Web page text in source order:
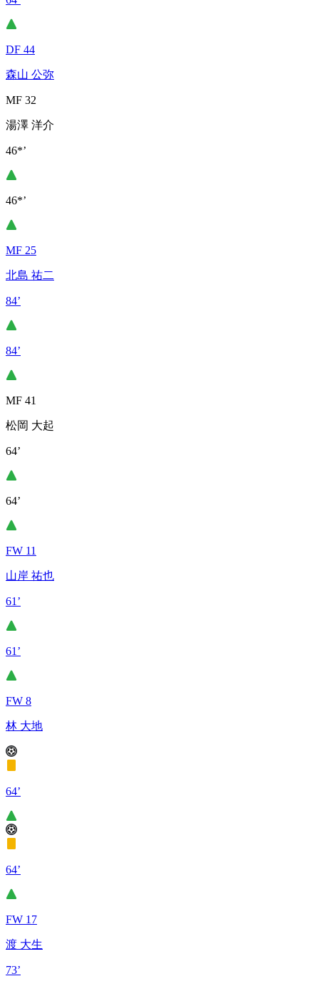
DF 44
森山 公弥
MF 32
湯澤 洋介
46*’
46*’
MF 25
北島 祐二
84’
84’
MF 41
松岡 大起
64’
64’
FW 11
山岸 祐也
61’
61’
FW 8
林 大地
64’
64’
FW 17
渡 大生
73’